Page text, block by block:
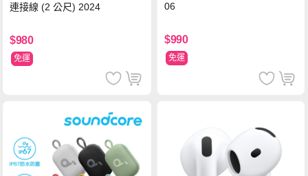
連接線 (2 公尺) 2024
$980
免運
06
$990
免運